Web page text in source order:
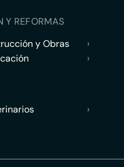
Y REFORMAS
y Obras
›
›
›